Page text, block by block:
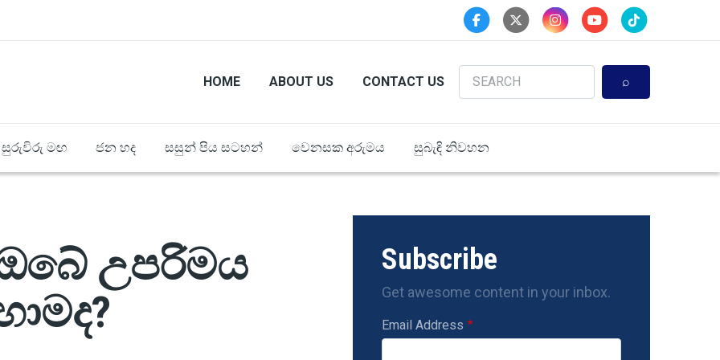
HOME ABOUT US CONTACT US
Search
සුරුවිරු මඟ ජන හද සසුන් පිය සටහන් වෙනසක අරුමය සුබැඳි නිවහන
උපරිමය
Subscribe
Get awesome content in your inbox.
Email Address